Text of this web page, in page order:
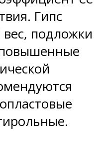
Гипс
подложки